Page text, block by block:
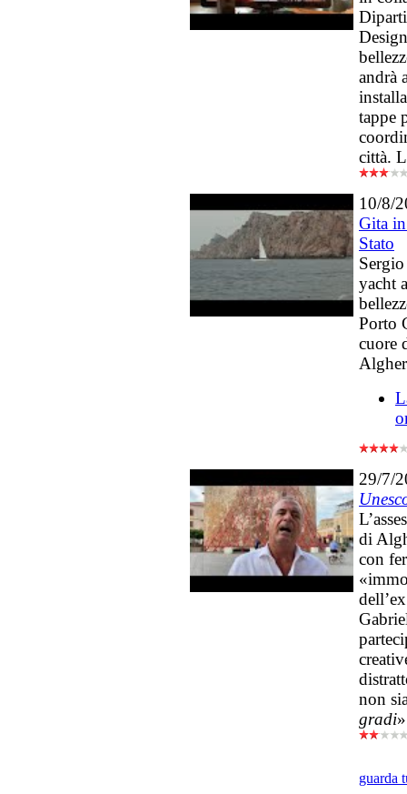
andrà
tappe
città.
10/8/
Gita
Stato
yacht
Porto
cuore
29/7/
di
con
non
gradi
guarda